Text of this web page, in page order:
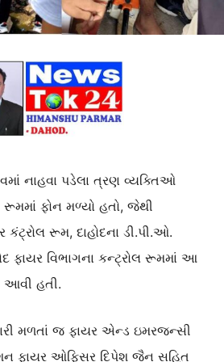
નાહવા પડેલા ત્રણ વ્યક્તિઓ
રૂમમાં ફોન મળ્યો હતો, જેથી
કંટ્રોલ રૂમ, દાહોદના ડી.પી.ઓ.
ફાયર વિભાગના કન્ટ્રોલ રૂમમાં આ
આવી હતી.
મળતાં જ ફાયર એન્ડ ઇમરજન્સી
ફાયર ઓફિસર દિપેશ જૈન સહિત